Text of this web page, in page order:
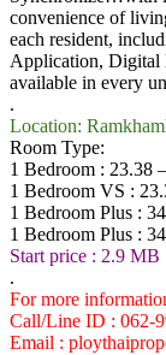
convenience of
each resident,
Application, Digital
available in every
.
Location:
Room Type:
1 Bedroom : 23.38
1 Bedroom VS :
1 Bedroom Plus :
1 Bedroom Plus :
Start price : 2.9 MB
.
For more
Call/Line ID : 062-
Email :